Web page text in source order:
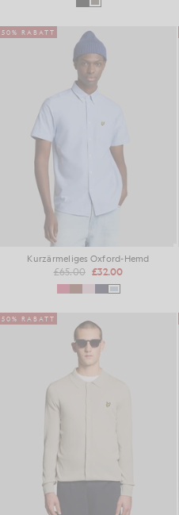
50% RABATT
Kurzärmeliges Oxford-Hemd
£65.00 £32.00
50% RABATT